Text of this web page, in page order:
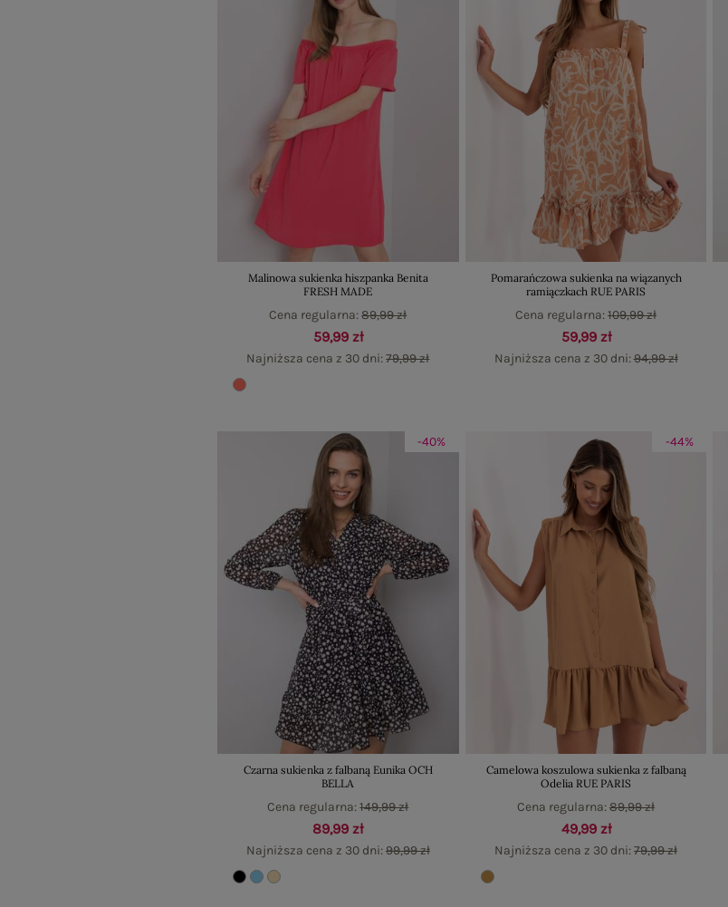
Malinowa sukienka hiszpanka Benita
FRESH MADE
59,99 zł
Najniższa cena z 30 dni:79,99 zł
Cena regularna:89,99 zł
Pomarańczowa sukienka na wiązanych
ramiączkach RUE PARIS
59,99 zł
Najniższa cena z 30 dni:94,99 zł
Cena regularna:109,99 zł
-40%
Czarna sukienka z falbaną Eunika OCH
BELLA
89,99 zł
Najniższa cena z 30 dni:99,99 zł
Cena regularna:149,99 zł
-44%
Camelowa koszulowa sukienka z falbaną
Odelia RUE PARIS
49,99 zł
Najniższa cena z 30 dni:79,99 zł
Cena regularna:89,99 zł